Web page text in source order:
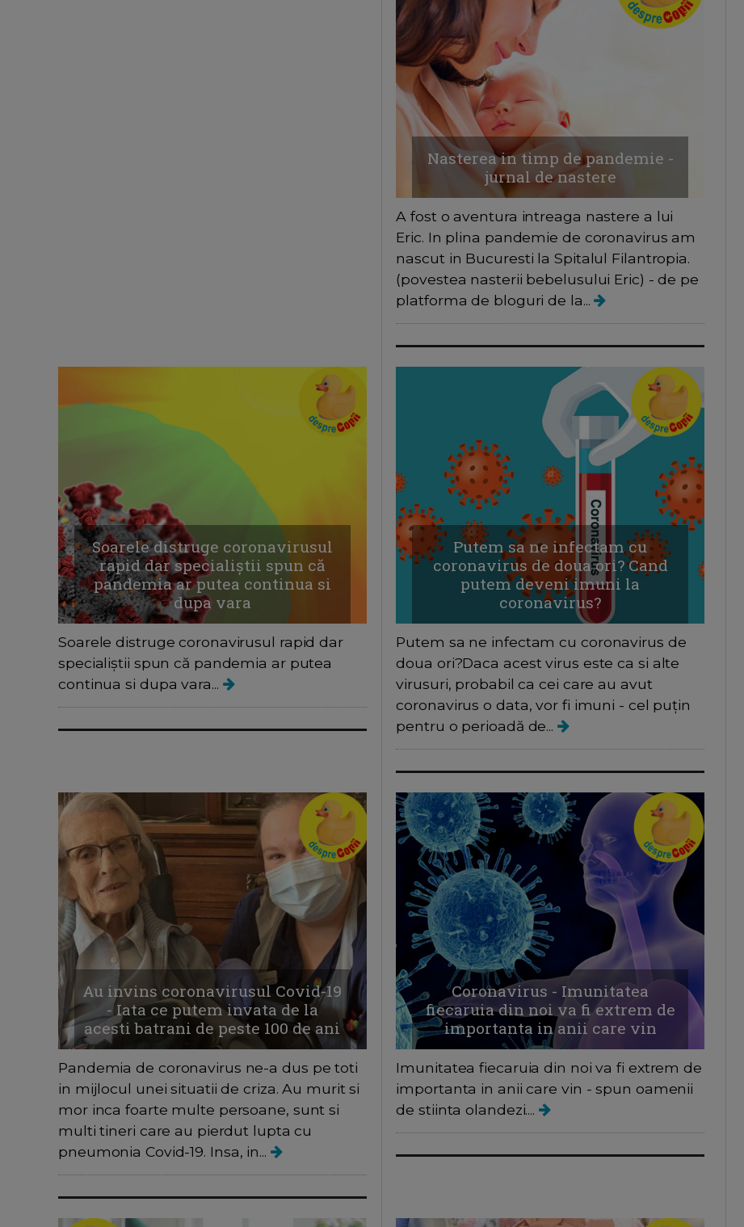
Nasterea in timp de pandemie -
jurnal de nastere
A fost o aventura intreaga nastere a lui
Eric. In plina pandemie de coronavirus am
nascut in Bucuresti la Spitalul Filantropia.
(povestea nasterii bebelusului Eric) - de pe
platforma de bloguri de la...
Soarele distruge coronavirusul
rapid dar specialiștii spun că
pandemia ar putea continua si
dupa vara
Soarele distruge coronavirusul rapid dar
specialiștii spun că pandemia ar putea
continua si dupa vara...
Putem sa ne infectam cu
coronavirus de doua ori? Cand
putem deveni imuni la
coronavirus?
Putem sa ne infectam cu coronavirus de
doua ori?Daca acest virus este ca si alte
virusuri, probabil ca cei care au avut
coronavirus o data, vor fi imuni - cel puțin
pentru o perioadă de...
Au invins coronavirusul Covid-19
- Iata ce putem invata de la
acesti batrani de peste 100 de ani
Pandemia de coronavirus ne-a dus pe toti
in mijlocul unei situatii de criza. Au murit si
mor inca foarte multe persoane, sunt si
multi tineri care au pierdut lupta cu
pneumonia Covid-19. Insa, in...
Coronavirus - Imunitatea
fiecaruia din noi va fi extrem de
importanta in anii care vin
Imunitatea fiecaruia din noi va fi extrem de
importanta in anii care vin - spun oamenii
de stiinta olandezi....